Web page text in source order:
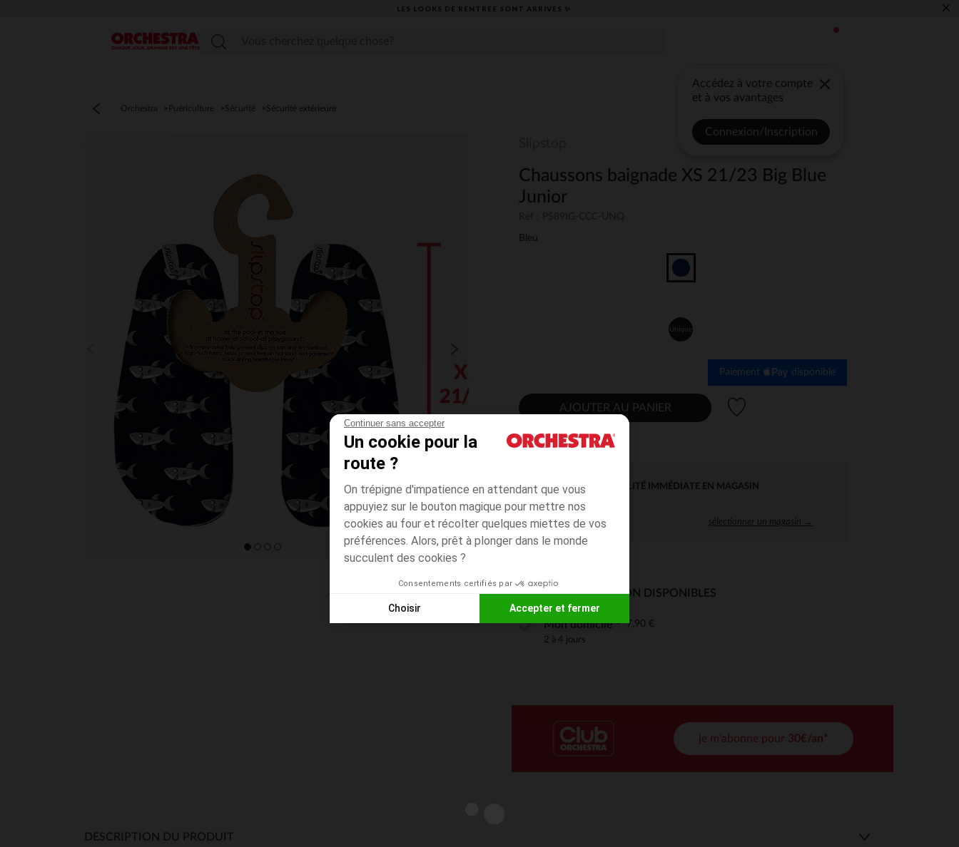
Continuer sans accepter
Un cookie pour la
route ?
On trépigne d'impatience en attendant que vous
appuyiez sur le bouton magique pour mettre nos
cookies au four et récolter quelques miettes de vos
préférences. Alors, prêt à plonger dans le monde
succulent des cookies ?
Consentements certifiés par
Choisir Accepter et fermer
Plateforme de Gestion du Consentement : Personnalisez vos Options
LES LOOKS DE RENTRÉE SONT ARRIVÉS ✨ ×
Menu
Accédez à votre compte
et à vos avantages
Connexion/Inscription
Orchestra Puériculture Sécurité Sécurité extérieure
Chaussons baignade XS 21/23 Big Blue
Junior
Bleu
Unique
Paiement disponible
AJOUTER AU PANIER
DISPONIBILITÉ IMMÉDIATE EN MAGASIN
sélectionner un magasin →
MODES DE LIVRAISON DISPONIBLES
Mon domicile 7,90 €
2 à 4 jours
je m'abonne pour 30€/an*
DESCRIPTION DU PRODUIT